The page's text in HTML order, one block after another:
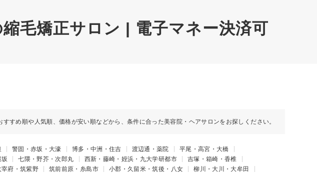
毛矯正サロン | 電子マネー決済可
すすめ順や人気順、価格が安い順などから、条件に合った美容院・ヘアサロンをお探しください。
警固・赤坂・大濠 博多・中洲・住吉 渡辺通・薬院
平尾・高宮・大橋
七隈・野芥・次郎丸 西新・藤崎・姪浜・九大学研都市
吉塚・箱崎・香椎
府・筑紫野
筑前前原・糸島市 小郡・久留米・筑後・八女
柳川・大川・大牟田